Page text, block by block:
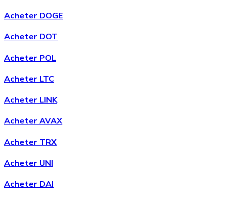
carte
Acheter DOGE
Acheter DOT
Acheter POL
Acheter LTC
Acheter LINK
Acheter AVAX
Acheter TRX
Acheter UNI
Acheter DAI